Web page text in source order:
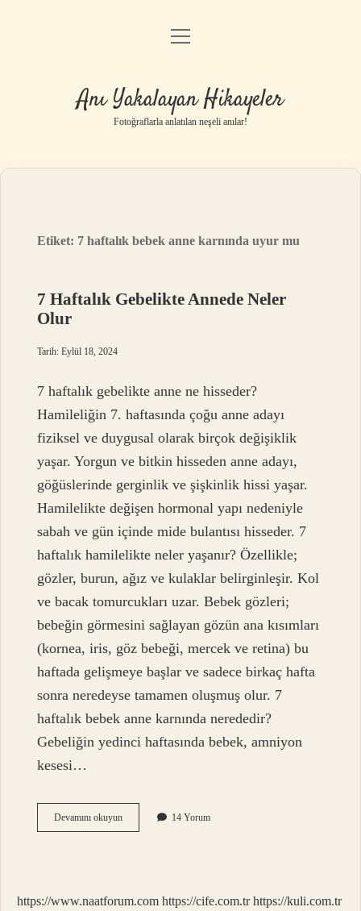
Anasayfa
Yasal Uyarı
menüyü
Anı Yakalayan Hikayeler
Fotoğraflarla anlatılan neşeli anılar!
Etiket: 7 haftalık bebek anne karnında uyur mu
7 Haftalık Gebelikte Annede Neler
Olur
Tarih: Eylül 18, 2024
7 haftalık gebelikte anne ne hisseder?
Hamileliğin 7. haftasında çoğu anne adayı
fiziksel ve duygusal olarak birçok değişiklik
yaşar. Yorgun ve bitkin hisseden anne adayı,
göğüslerinde gerginlik ve şişkinlik hissi yaşar.
Hamilelikte değişen hormonal yapı nedeniyle
sabah ve gün içinde mide bulantısı hisseder. 7
haftalık hamilelikte neler yaşanır? Özellikle;
gözler, burun, ağız ve kulaklar belirginleşir. Kol
ve bacak tomurcukları uzar. Bebek gözleri;
bebeğin görmesini sağlayan gözün ana kısımları
(kornea, iris, göz bebeği, mercek ve retina) bu
haftada gelişmeye başlar ve sadece birkaç hafta
sonra neredeyse tamamen oluşmuş olur. 7
haftalık bebek anne karnında nerededir?
Gebeliğin yedinci haftasında bebek, amniyon
kesesi…
Devamını okuyun7
Haftalık
14 Yorum
https://www.naatforum.com https://cife.com.tr https://kuli.com.tr